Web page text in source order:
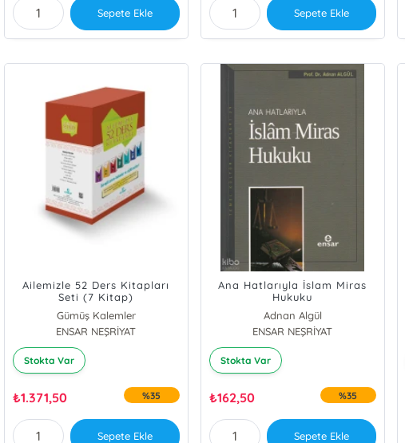
Sepete Ekle Sepete Ekle
Ailemizle 52 Ders Kitapları
Seti (7 Kitap)
Gümüş Kalemler
ENSAR NEŞRİYAT
Stokta Var
₺1.371,50 %35
Sepete Ekle
Ana Hatlarıyla İslam Miras
Hukuku
Adnan Algül
ENSAR NEŞRİYAT
Stokta Var
₺162,50 %35
Sepete Ekle